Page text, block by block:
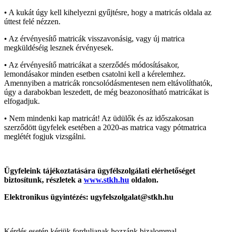
• A kukát úgy kell kihelyezni gyűjtésre, hogy a matricás oldala az
úttest felé nézzen.
• Az érvényesítő matricák visszavonásig, vagy új matrica
megküldéséig lesznek érvényesek.
• Az érvényesítő matricákat a szerződés módosításakor,
lemondásakor minden esetben csatolni kell a kérelemhez.
Amennyiben a matricák roncsolódásmentesen nem eltávolíthatók,
úgy a darabokban leszedett, de még beazonosítható matricákat is
elfogadjuk.
• Nem mindenki kap matricát! Az üdülők és az időszakosan
szerződött ügyfelek esetében a 2020-as matrica vagy pótmatrica
meglétét fogjuk vizsgálni.
Ügyfeleink tájékoztatására ügyfélszolgálati elérhetőséget
biztosítunk, részletek a www.stkh.hu oldalon.
Elektronikus ügyintézés: ugyfelszolgalat@stkh.hu